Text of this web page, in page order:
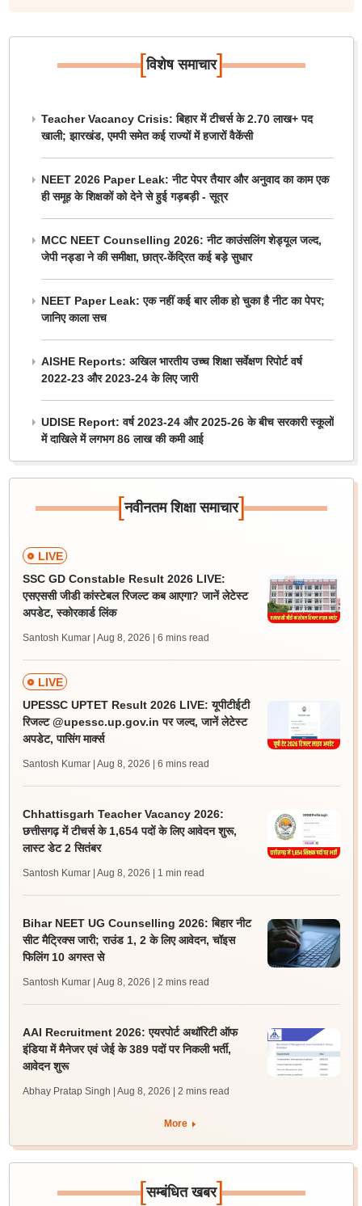
[विशेष समाचार]
Teacher Vacancy Crisis: बिहार में टीचर्स के 2.70 लाख+ पद
खाली; झारखंड, एमपी समेत कई राज्यों में हजारों वैकेंसी
NEET 2026 Paper Leak: नीट पेपर तैयार और अनुवाद का काम एक
ही समूह के शिक्षकों को देने से हुई गड़बड़ी - सूत्र
MCC NEET Counselling 2026: नीट काउंसलिंग शेड्यूल जल्द,
जेपी नड्डा ने की समीक्षा, छात्र-केंद्रित कई बड़े सुधार
NEET Paper Leak: एक नहीं कई बार लीक हो चुका है नीट का पेपर;
जानिए काला सच
AISHE Reports: अखिल भारतीय उच्च शिक्षा सर्वेक्षण रिपोर्ट वर्ष
2022-23 और 2023-24 के लिए जारी
UDISE Report: वर्ष 2023-24 और 2025-26 के बीच सरकारी स्कूलों
में दाखिले में लगभग 86 लाख की कमी आई
[नवीनतम शिक्षा समाचार]
LIVE
SSC GD Constable Result 2026 LIVE:
एसएससी जीडी कांस्टेबल रिजल्ट कब आएगा? जानें लेटेस्ट
अपडेट, स्कोरकार्ड लिंक
Santosh Kumar | Aug 8, 2026 | 6 mins read
LIVE
UPESSC UPTET Result 2026 LIVE: यूपीटीईटी
रिजल्ट @upessc.up.gov.in पर जल्द, जानें लेटेस्ट
अपडेट, पासिंग मार्क्स
Santosh Kumar | Aug 8, 2026 | 6 mins read
Chhattisgarh Teacher Vacancy 2026:
छत्तीसगढ़ में टीचर्स के 1,654 पदों के लिए आवेदन शुरू,
लास्ट डेट 2 सितंबर
Santosh Kumar | Aug 8, 2026 | 1 min read
Bihar NEET UG Counselling 2026: बिहार नीट
सीट मैट्रिक्स जारी; राउंड 1, 2 के लिए आवेदन, चॉइस
फिलिंग 10 अगस्त से
Santosh Kumar | Aug 8, 2026 | 2 mins read
AAI Recruitment 2026: एयरपोर्ट अथॉरिटी ऑफ
इंडिया में मैनेजर एवं जेई के 389 पदों पर निकली भर्ती,
आवेदन शुरू
Abhay Pratap Singh | Aug 8, 2026 | 2 mins read
More
[सम्बंधित खबर]